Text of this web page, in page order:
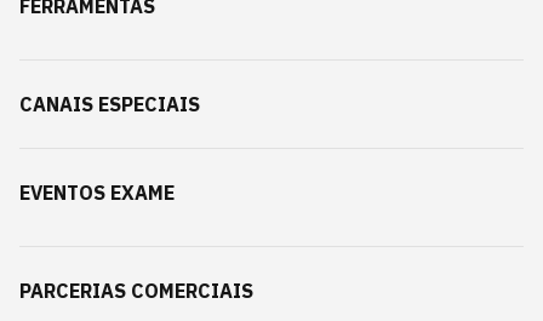
FERRAMENTAS
CANAIS ESPECIAIS
EVENTOS EXAME
PARCERIAS COMERCIAIS